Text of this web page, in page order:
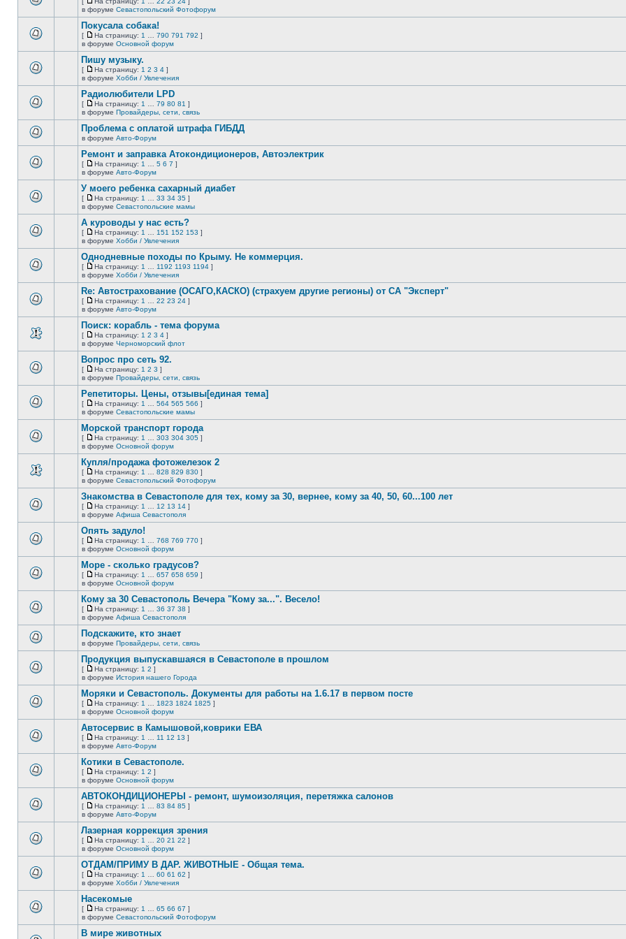
непрочитанных
сообщений.
этой
непрочитанных
сообщений.
На
страницу
в форуме Севастопольский Фотофорум
этой
непрочитанных
сообщений.
Покусала собака!
[
На
страницу
На страницу: 1 790 791 792 ]
в форуме Основной форум
этой
непрочитанных
сообщений.
Пишу музыку.
[
На
страницу
На страницу: 1 2 3 4 ]
в форуме Хобби / Увлечения
этой
непрочитанных
сообщений.
Радиолюбители LPD
[
На
страницу
На страницу: 1 79 80 81 ]
в форуме Провайдеры, сети, связь
непрочитанных
сообщений.
Проблема с оплатой штрафа ГИБДД
в форуме Авто-Форум
этой
непрочитанных
Ремонт и заправка Атокондиционеров, Автоэлектрик
[
На
страницу
На страницу: 1 5 6 7 ]
в форуме Авто-Форум
этой
непрочитанных
сообщений.
У моего ребенка сахарный диабет
[
На
страницу
На страницу: 1 33 34 35 ]
в форуме Севастопольские мамы
этой
непрочитанных
сообщений.
А куроводы у нас есть?
[
На
страницу
На страницу: 1 151 152 153 ]
в форуме Хобби / Увлечения
этой
непрочитанных
сообщений.
Однодневные походы по Крыму. Не коммерция.
[
На
страницу
На страницу: 1 1192 1193 1194 ]
в форуме Хобби / Увлечения
этой
непрочитанных
сообщений.
Re: Автострахование (ОСАГО,КАСКО) (страхуем другие регионы) от СА "Эксперт"
[
На
страницу
На страницу: 1 22 23 24 ]
в форуме Авто-Форум
этой
непрочитанных
сообщений.
Поиск: корабль - тема форума
[
На
страницу
На страницу: 1 2 3 4 ]
в форуме Черноморский флот
этой
непрочитанных
сообщений.
Вопрос про сеть 92.
[
На
страницу
На страницу: 1 2 3 ]
в форуме Провайдеры, сети, связь
этой
непрочитанных
сообщений.
Репетиторы. Цены, отзывы[единая тема]
[
На
страницу
На страницу: 1 564 565 566 ]
в форуме Севастопольские мамы
этой
непрочитанных
сообщений.
Морской транспорт города
[
На
страницу
На страницу: 1 303 304 305 ]
в форуме Основной форум
этой
непрочитанных
сообщений.
Купля/продажа фотожелезок 2
[
На
страницу
На страницу: 1 828 829 830 ]
в форуме Севастопольский Фотофорум
этой
непрочитанных
сообщений.
Знакомства в Севастополе для тех, кому за 30, вернее, кому за 40, 50, 60...100 лет
[
На
страницу
На страницу: 1 12 13 14 ]
в форуме Афиша Севастополя
этой
непрочитанных
сообщений.
Опять задуло!
[
На
страницу
На страницу: 1 768 769 770 ]
в форуме Основной форум
этой
непрочитанных
сообщений.
Море - сколько градусов?
[
На
страницу
На страницу: 1 657 658 659 ]
в форуме Основной форум
этой
непрочитанных
сообщений.
Кому за 30 Севастополь Вечера "Кому за...". Весело!
[
На
страницу
На страницу: 1 36 37 38 ]
в форуме Афиша Севастополя
непрочитанных
сообщений.
Подскажите, кто знает
в форуме Провайдеры, сети, связь
этой
непрочитанных
Продукция выпускавшаяся в Севастополе в прошлом
[
На
страницу
На страницу: 1 2 ]
в форуме История нашего Города
этой
непрочитанных
сообщений.
Моряки и Севастополь. Документы для работы на 1.6.17 в первом посте
[
На
страницу
На страницу: 1 1823 1824 1825 ]
в форуме Основной форум
этой
непрочитанных
Автосервис в Камышовой,коврики ЕВА
[
На
страницу
На страницу: 1 11 12 13 ]
в форуме Авто-Форум
этой
непрочитанных
сообщений.
Котики в Севастополе.
[
На
страницу
На страницу: 1 2 ]
в форуме Основной форум
этой
непрочитанных
сообщений.
АВТОКОНДИЦИОНЕРЫ - ремонт, шумоизоляция, перетяжка салонов
[
На
страницу
На страницу: 1 83 84 85 ]
в форуме Авто-Форум
этой
непрочитанных
сообщений.
Лазерная коррекция зрения
[
На
страницу
На страницу: 1 20 21 22 ]
в форуме Основной форум
этой
непрочитанных
сообщений.
ОТДАМ/ПРИМУ В ДАР. ЖИВОТНЫЕ - Общая тема.
[
На
страницу
На страницу: 1 60 61 62 ]
в форуме Хобби / Увлечения
этой
Насекомые
[
На
страницу
На страницу: 1 65 66 67 ]
в форуме Севастопольский Фотофорум
В мире животных